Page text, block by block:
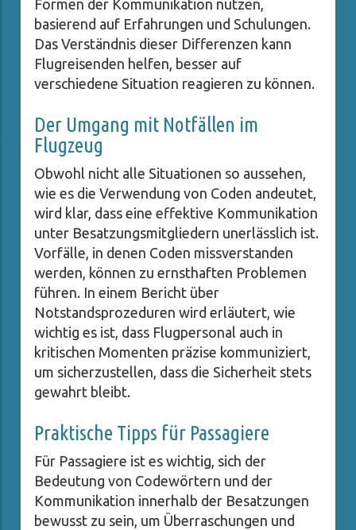
Formen der Kommunikation nutzen,
basierend auf Erfahrungen und Schulungen.
Das Verständnis dieser Differenzen kann
Flugreisenden helfen, besser auf
verschiedene Situation reagieren zu können.
Der Umgang mit Notfällen im
Flugzeug
Obwohl nicht alle Situationen so aussehen,
wie es die Verwendung von Coden andeutet,
wird klar, dass eine effektive Kommunikation
unter Besatzungsmitgliedern unerlässlich ist.
Vorfälle, in denen Coden missverstanden
werden, können zu ernsthaften Problemen
führen. In einem Bericht über
Notstandsprozeduren wird erläutert, wie
wichtig es ist, dass Flugpersonal auch in
kritischen Momenten präzise kommuniziert,
um sicherzustellen, dass die Sicherheit stets
gewahrt bleibt.
Praktische Tipps für Passagiere
Für Passagiere ist es wichtig, sich der
Bedeutung von Codewörtern und der
Kommunikation innerhalb der Besatzungen
bewusst zu sein, um Überraschungen und